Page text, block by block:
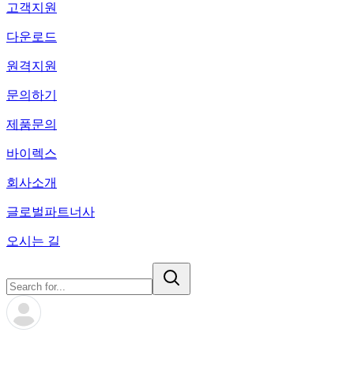
고객지원
다운로드
원격지원
문의하기
제품문의
바이렉스
회사소개
글로벌파트너사
오시는 길